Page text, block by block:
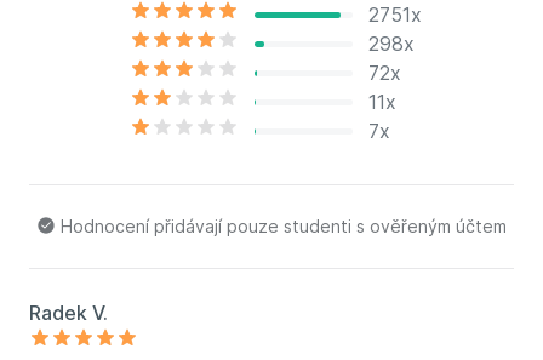
(např. ve filmechZtraceni v Mnichově, Prezident
, v seriáluPřípady 1. oddělení
aj.), v malé roli
účinkuje v Divadle Na Vinohradech.
2751x
298x
72x
11x
7x
Hodnocení přidávají pouze studenti s ověřeným účtem
Radek V.